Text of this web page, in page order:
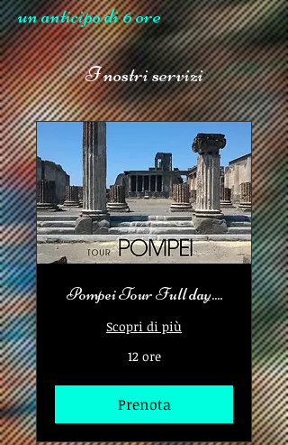
un anticipo di 6 ore
I nostri servizi
Pompei Tour Full day....
Scopri di più
12 ore
Prenota